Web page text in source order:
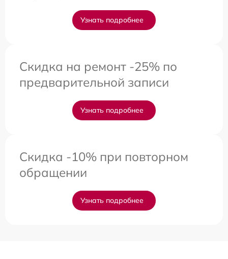
Узнать подробнее
Скидка на ремонт -25% по
предварительной записи
Узнать подробнее
Скидка -10% при повторном
обращении
Узнать подробнее